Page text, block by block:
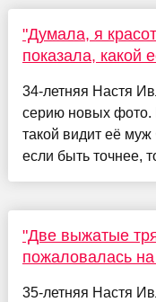
"Думала, я
показала, какой
34-летняя Настя
серию новых фото.
такой видит её
если быть точнее,
"Две выжатые
пожаловалась
35-летняя Настя